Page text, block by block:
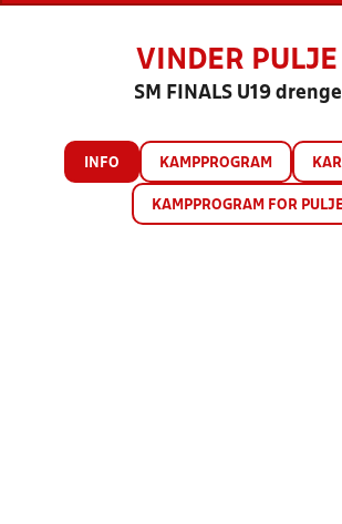
VINDER PULJE
SM FINALS U19 drenge
INFO KAMPPROGRAM
KAMPPROGRAM FOR